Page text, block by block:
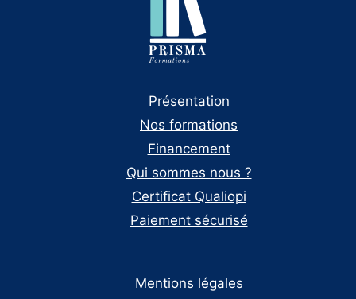
Présentation
Nos formations
Financement
Qui sommes nous ?
Certificat Qualiopi
Paiement sécurisé
Mentions légales